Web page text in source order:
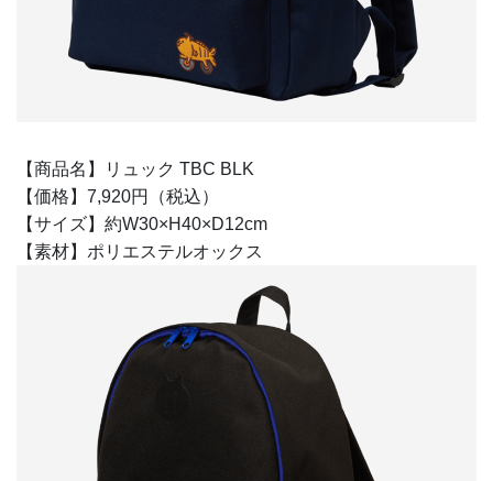
【商品名】リュック TBC BLK
【価格】7,920円（税込）
【サイズ】約W30×H40×D12cm
【素材】ポリエステルオックス